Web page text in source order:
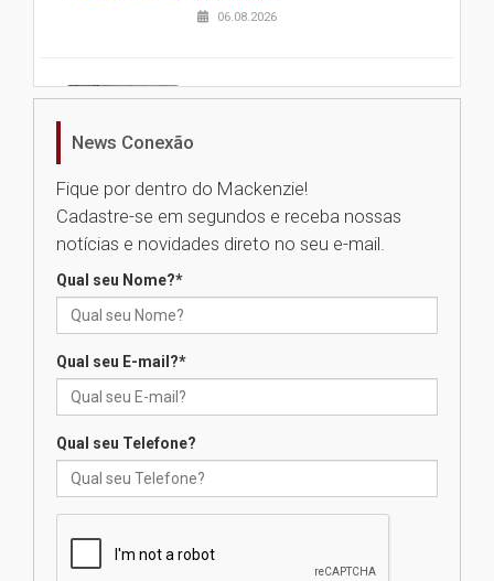
06.08.2026
Nova apresentação do Centro
Universidade Mackenzie
realizará nova edição da Feira
das novas tecnologias em
calouros do segundo semestre
04.08.2026
News Conexão
Fique por dentro do Mackenzie!
Cadastre-se em segundos e receba nossas
notícias e novidades direto no seu e-mail.
Qual seu Nome?*
Qual seu E-mail?*
Qual seu Telefone?